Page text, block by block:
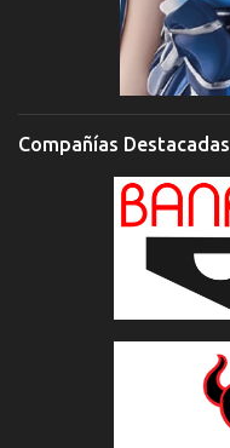
Compañías Destacadas